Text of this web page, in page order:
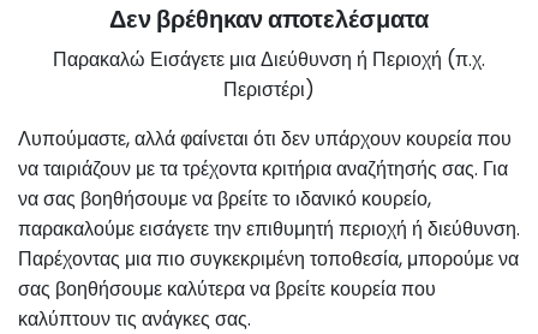
Δεν βρέθηκαν αποτελέσματα
Παρακαλώ Εισάγετε μια Διεύθυνση ή Περιοχή (π.χ.
Περιστέρι)
Λυπούμαστε, αλλά φαίνεται ότι δεν υπάρχουν κουρεία που
να ταιριάζουν με τα τρέχοντα κριτήρια αναζήτησής σας. Για
να σας βοηθήσουμε να βρείτε το ιδανικό κουρείο,
παρακαλούμε εισάγετε την επιθυμητή περιοχή ή διεύθυνση.
Παρέχοντας μια πιο συγκεκριμένη τοποθεσία, μπορούμε να
σας βοηθήσουμε καλύτερα να βρείτε κουρεία που
καλύπτουν τις ανάγκες σας.